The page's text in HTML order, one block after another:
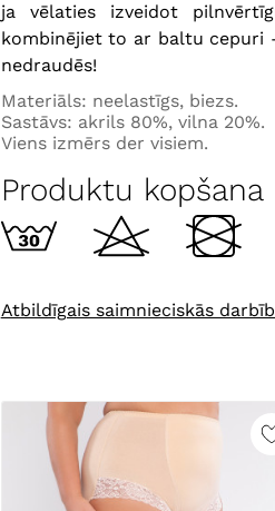
ja vēlaties izveidot
kombinējiet to ar baltu cepuri
nedraudēs!
Materiāls: neelastīgs, biezs.
Sastāvs: akrils 80%, vilna 20%.
Viens izmērs der visiem.
Produktu kopšana
Atbildīgais saimnieciskās